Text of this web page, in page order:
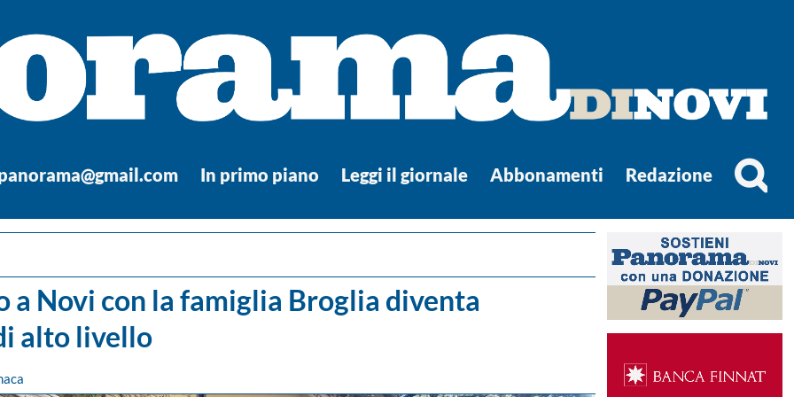
In primo piano Leggi il giornale Abbonamenti Redazione
a Novi con la famiglia Broglia diventa
alto livello